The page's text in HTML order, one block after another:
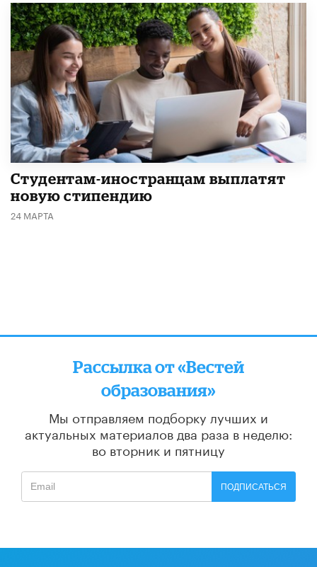
Студентам-иностранцам выплатят
новую стипендию
24 МАРТА
Рассылка от «Вестей
образования»
Мы отправляем подборку лучших и
актуальных материалов два раза в неделю:
во вторник и пятницу
ПОДПИСАТЬСЯ